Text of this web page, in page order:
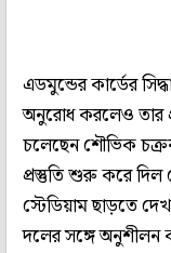
এডমুন্ডের কার্ডের
অনুরোধ করলেও তার
চলেছেন শৌভিক
প্রস্তুতি শুরু করে দিল
স্টেডিয়াম ছাড়তে
দলের সঙ্গে অনুশীলন